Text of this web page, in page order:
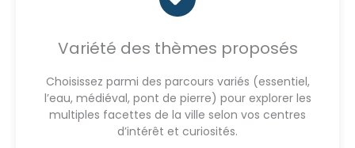
Variété des thèmes proposés
Choisissez parmi des parcours variés (essentiel,
l’eau, médiéval, pont de pierre) pour explorer les
multiples facettes de la ville selon vos centres
d’intérêt et curiosités.